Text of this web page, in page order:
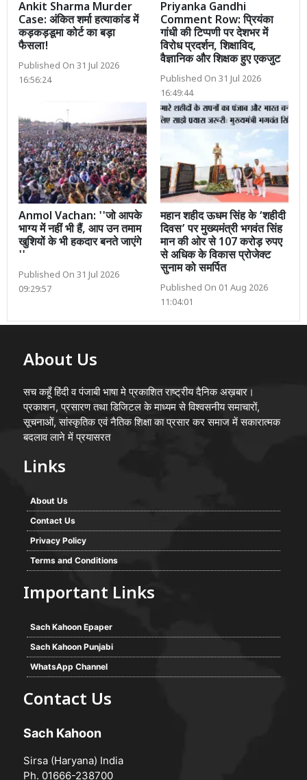
Ankit Sharma Murder
Case: अंकित शर्मा हत्याकांड में
कड़कड़डूमा कोर्ट का बड़ा
फैसला!
Published On 31 Jul 2026
16:56:24
Priyanka Gandhi
Comment Row: प्रियंका
गांधी की टिप्पणी पर देशभर में
विरोध प्रदर्शन, शिक्षाविद,
वैज्ञानिक और शिक्षक हुए एकजुट
Published On 31 Jul 2026
16:49:44
Anmol Vachan: ''जो आपके
भाग्य में नहीं भी हैं, आप उन तमाम
खुशियों के भी हकदार बनते जाएंगे
''
Published On 31 Jul 2026
09:29:57
महान शहीद ऊधम सिंह के ‘शहीदी
दिवस’ पर मुख्यमंत्री भगवंत सिंह
मान की ओर से 107 करोड़ रुपए
से अधिक के विकास प्रोजेक्ट
सुनाम को समर्पित
Published On 01 Aug 2026
11:04:01
About Us
सच कहूँ हिंदी व पंजाबी भाषा मे प्रकाशित राष्ट्रीय दैनिक अख़बार।
प्रकाशन, प्रसारण तथा डिजिटल के माध्यम से विश्वसनीय समाचारों,
सूचनाओं, सांस्कृतिक एवं नैतिक शिक्षा का प्रसार कर समाज में सकारात्मक
बदलाव लाने में प्रयासरत
Links
About Us
Contact Us
Privacy Policy
Terms and Conditions
Important Links
Sach Kahoon Epaper
Sach Kahoon Punjabi
WhatsApp Channel
Contact Us
Sach Kahoon
Sirsa (Haryana) India
Ph. 01666-238700